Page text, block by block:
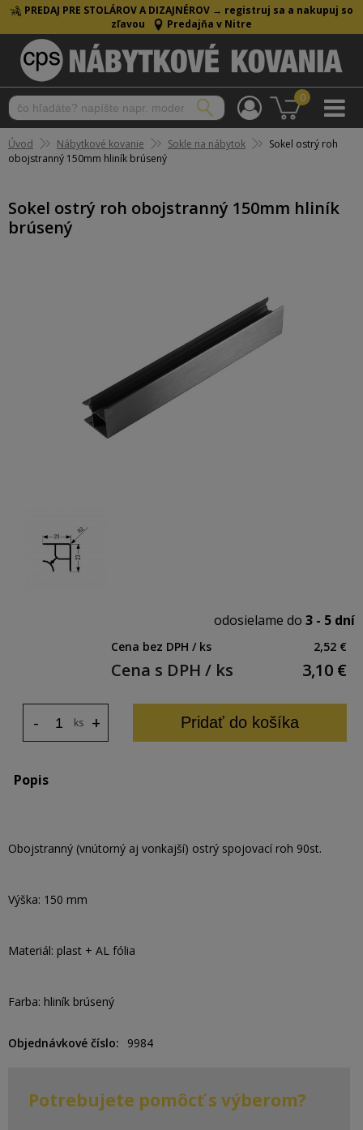
PREDAJ PRE STOLÁROV A DIZAJNÉROV → registruj sa a nakupuj so
zľavou
Predajňa v Nitre
0
Úvod Nábytkové kovanie Sokle na nábytok
Sokel ostrý roh
obojstranný 150mm hliník brúsený
Sokel ostrý roh obojstranný 150mm hliník
brúsený
odosielame do 3 - 5 dní
Cena bez DPH / ks 2,52 €
Cena s DPH / ks 3,10 €
ks +
- Pridať do košíka
Popis
Obojstranný (vnútorný aj vonkajší) ostrý spojovací roh 90st.
Výška: 150 mm
Materiál: plast + AL fólia
Farba: hliník brúsený
Objednávkové číslo 9984
Potrebujete pomôcť s výberom?